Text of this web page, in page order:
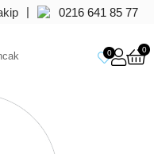
| 0216 641 85 77
0 0